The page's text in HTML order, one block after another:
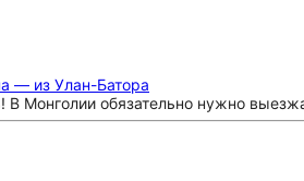
— из Улан-Батора
В Монголии обязательно нужно